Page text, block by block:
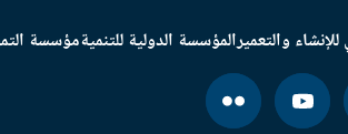
والتعميرالمؤسسة الدولية للتنميةمؤسسة